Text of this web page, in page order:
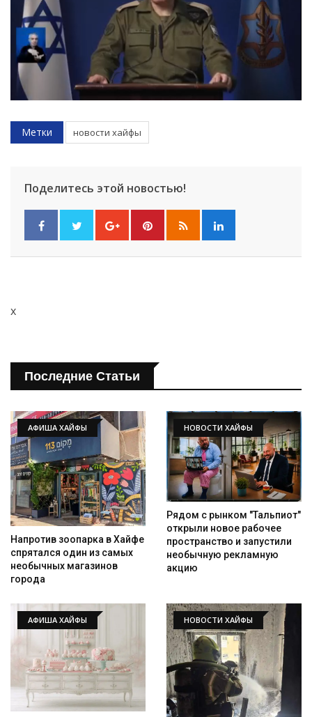
Метки новости хайфы
Поделитесь этой новостью!
x
Последние Статьи
АФИША ХАЙФЫ
Напротив зоопарка в Хайфе
спрятался один из самых
необычных магазинов
города
НОВОСТИ ХАЙФЫ
Рядом с рынком "Тальпиот"
открыли новое рабочее
пространство и запустили
необычную рекламную
акцию
АФИША ХАЙФЫ НОВОСТИ ХАЙФЫ